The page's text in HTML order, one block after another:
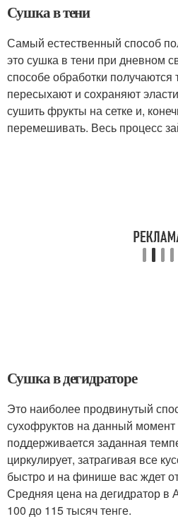
Сушка в тени
Самый естественный способ
это сушка в тени при дневном
способе обработки получаются
пересыхают и сохраняют
сушить фрукты на сетке и,
перемешивать. Весь процесс
Сушка в дегидраторе
Это наиболее продвинутый
сухофруктов на данный момент
поддерживается заданная
циркулирует, затрагивая все
быстро и на финише вас ждет
Средняя цена на дегидратор в
100 до 115 тысяч тенге.